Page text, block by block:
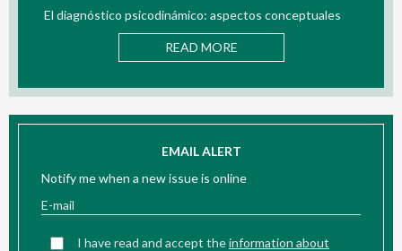
aspectos conceptuales Bio/neurofeedback
EMAIL ALERT
Notify me when a new issue is online
I have read and accept theinformation about